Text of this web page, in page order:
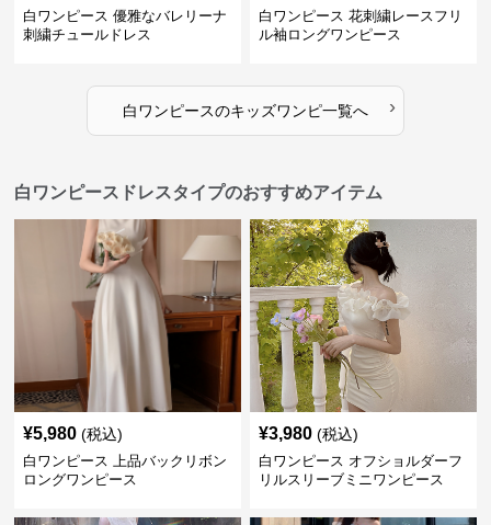
白ワンピース 優雅なバレリーナ
刺繍チュールドレス
白ワンピース 花刺繍レースフリ
ル袖ロングワンピース
白ワンピースのキッズワンピ一覧へ ›
白ワンピースドレスタイプのおすすめアイテム
¥5,980 (税込)
白ワンピース 上品バックリボン
ロングワンピース
¥3,980 (税込)
白ワンピース オフショルダーフ
リルスリーブミニワンピース